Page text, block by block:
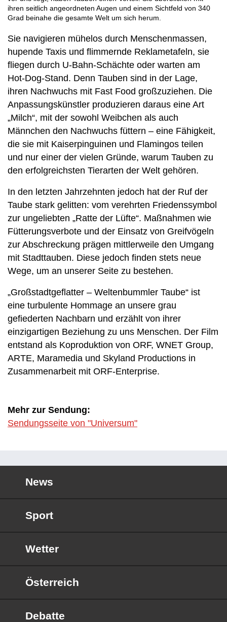
ihren seitlich angeordneten Augen und einem Sichtfeld von 340
Grad beinahe die gesamte Welt um sich herum.
Sie navigieren mühelos durch Menschenmassen,
hupende Taxis und flimmernde Reklametafeln, sie
fliegen durch U-Bahn-Schächte oder warten am
Hot-Dog-Stand. Denn Tauben sind in der Lage,
ihren Nachwuchs mit Fast Food großzuziehen. Die
Anpassungskünstler produzieren daraus eine Art
„Milch“, mit der sowohl Weibchen als auch
Männchen den Nachwuchs füttern – eine Fähigkeit,
die sie mit Kaiserpinguinen und Flamingos teilen
und nur einer der vielen Gründe, warum Tauben zu
den erfolgreichsten Tierarten der Welt gehören.
In den letzten Jahrzehnten jedoch hat der Ruf der
Taube stark gelitten: vom verehrten Friedenssymbol
zur ungeliebten „Ratte der Lüfte“. Maßnahmen wie
Fütterungsverbote und der Einsatz von Greifvögeln
zur Abschreckung prägen mittlerweile den Umgang
mit Stadttauben. Diese jedoch finden stets neue
Wege, um an unserer Seite zu bestehen.
„Großstadtgeflatter – Weltenbummler Taube“ ist
eine turbulente Hommage an unsere grau
gefiederten Nachbarn und erzählt von ihrer
einzigartigen Beziehung zu uns Menschen. Der Film
entstand als Koproduktion von ORF, WNET Group,
ARTE, Maramedia und Skyland Productions in
Zusammenarbeit mit ORF-Enterprise.
Mehr zur Sendung:
Sendungsseite von "Universum"
News
Sport
Wetter
Österreich
Debatte